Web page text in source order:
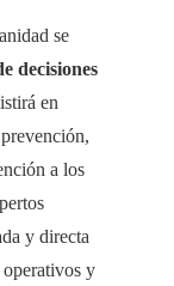
se
decisiones
en
a los
y directa
y